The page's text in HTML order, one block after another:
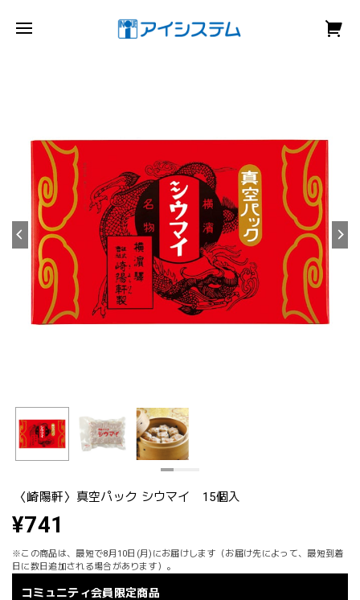
〈崎陽軒〉真空パック シウマイ 15個入
¥741
※この商品は、最短で8月10日(月)にお届けします（お届け先によって、最短到着
日に数日追加される場合があります）。
コミュニティ会員限定商品